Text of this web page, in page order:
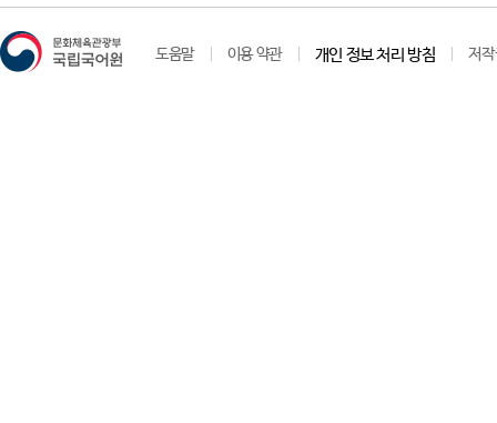
도움말 이용 약관 개인 정보 처리 방침 저